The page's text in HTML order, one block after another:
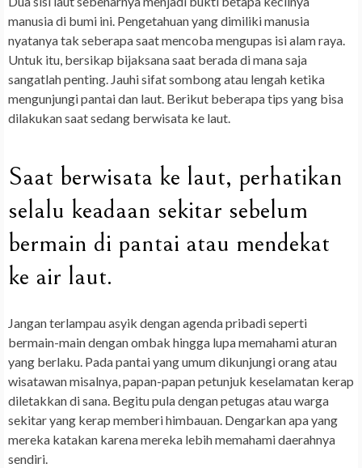
manusia di bumi ini. Pengetahuan yang dimiliki manusia
nyatanya tak seberapa saat mencoba mengupas isi alam raya.
Untuk itu, bersikap bijaksana saat berada di mana saja
sangatlah penting. Jauhi sifat sombong atau lengah ketika
mengunjungi pantai dan laut. Berikut beberapa tips yang bisa
dilakukan saat sedang berwisata ke laut.
Saat berwisata ke laut, perhatikan
selalu keadaan sekitar sebelum
bermain di pantai atau mendekat
ke air laut.
Jangan terlampau asyik dengan agenda pribadi seperti
bermain-main dengan ombak hingga lupa memahami aturan
yang berlaku. Pada pantai yang umum dikunjungi orang atau
wisatawan misalnya, papan-papan petunjuk keselamatan kerap
diletakkan di sana. Begitu pula dengan petugas atau warga
sekitar yang kerap memberi himbauan. Dengarkan apa yang
mereka katakan karena mereka lebih memahami daerahnya
sendiri.